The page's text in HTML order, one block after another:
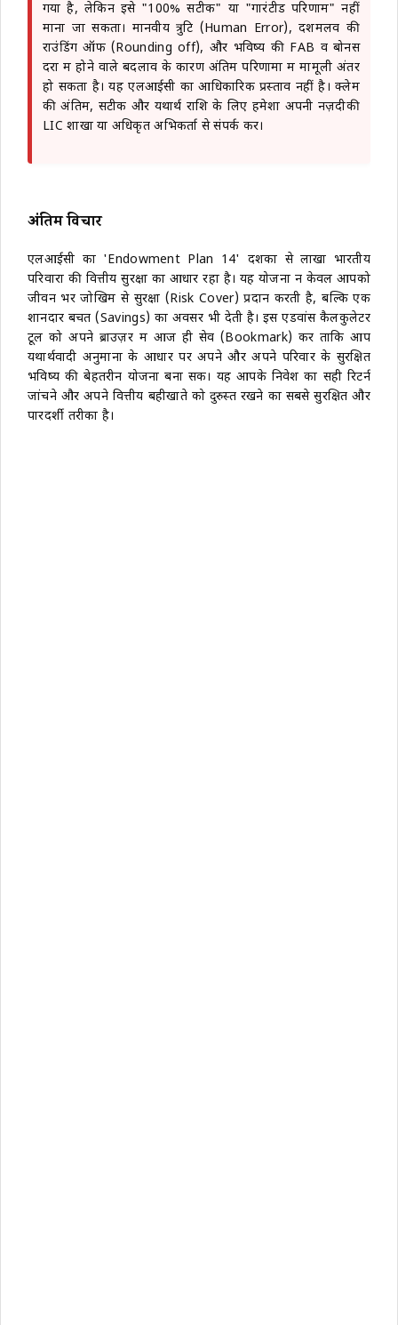
गया है, लेकिन इसे "100% सटीक" या "गारंटीड परिणाम" नहीं
माना जा सकता। मानवीय त्रुटि (Human Error), दशमलव की
राउंडिंग ऑफ (Rounding off), और भविष्य की FAB व बोनस
दरों में होने वाले बदलाव के कारण अंतिम परिणामों में मामूली अंतर
हो सकता है। यह एलआईसी का आधिकारिक प्रस्ताव नहीं है। क्लेम
की अंतिम, सटीक और यथार्थ राशि के लिए हमेशा अपनी नज़दीकी
LIC शाखा या अधिकृत अभिकर्ता से संपर्क करें।
अंतिम विचार
एलआईसी का 'Endowment Plan 14' दशकों से लाखों भारतीय
परिवारों की वित्तीय सुरक्षा का आधार रहा है। यह योजना न केवल आपको
जीवन भर जोखिम से सुरक्षा (Risk Cover) प्रदान करती है, बल्कि एक
शानदार बचत (Savings) का अवसर भी देती है। इस एडवांस कैलकुलेटर
टूल को अपने ब्राउज़र में आज ही सेव (Bookmark) करें ताकि आप
यथार्थवादी अनुमानों के आधार पर अपने और अपने परिवार के सुरक्षित
भविष्य की बेहतरीन योजना बना सकें। यह आपके निवेश का सही रिटर्न
जांचने और अपने वित्तीय बहीखाते को दुरुस्त रखने का सबसे सुरक्षित और
पारदर्शी तरीका है।